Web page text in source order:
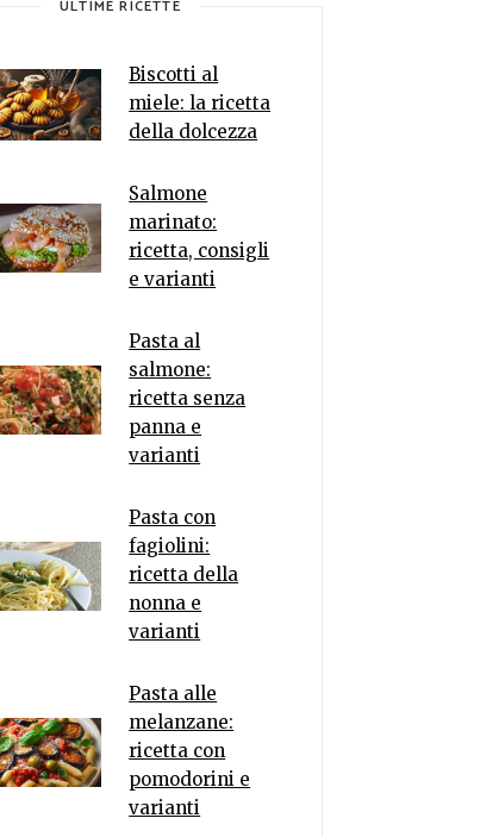
ULTIME RICETTE
Biscotti al
miele: la ricetta
della dolcezza
Salmone
marinato:
ricetta, consigli
e varianti
Pasta al
salmone:
ricetta senza
panna e
varianti
Pasta con
fagiolini:
ricetta della
nonna e
varianti
Pasta alle
melanzane:
ricetta con
pomodorini e
varianti